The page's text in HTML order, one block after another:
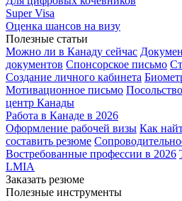
Super Visa
Оценка шансов на визу
Полезные статьи
Можно ли в Канаду сейчас
документов Спонсорское письмо
Создание личного кабинета
Мотивационное письмо
центр Канады
Работа в Канаде в 2026
Оформление рабочей визы Как
составить резюме
Востребованные профессии в 2026
LMIA
Заказать резюме
Полезные инструменты